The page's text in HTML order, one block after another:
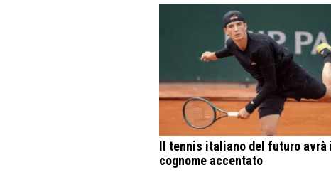
Il tennis italiano del futuro avrà
cognome accentato